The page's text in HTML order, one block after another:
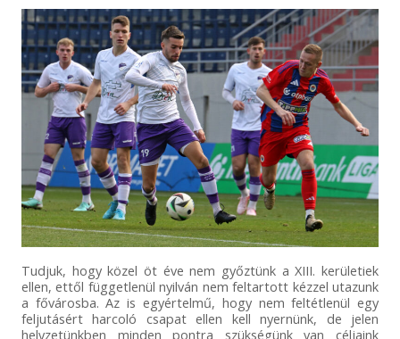
Tudjuk, hogy közel öt éve nem győztünk a XIII. kerületiek
ellen, ettől függetlenül nyilván nem feltartott kézzel utazunk
a fővárosba. Az is egyértelmű, hogy nem feltétlenül egy
feljutásért harcoló csapat ellen kell nyernünk, de jelen
helyzetünkben minden pontra szükségünk van céljaink